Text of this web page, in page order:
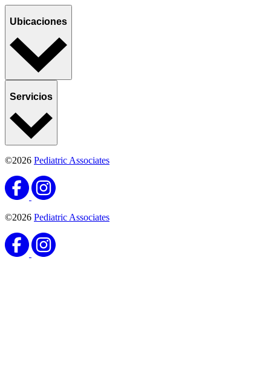
Ubicaciones
Servicios
©2026 Pediatric Associates
©2026 Pediatric Associates